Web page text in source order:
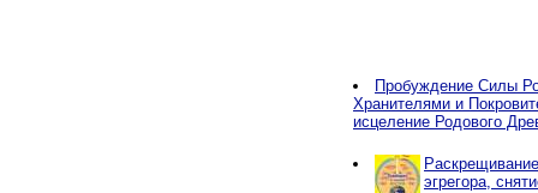
Пробуждение Силы
Хранителями и
исцеление Родового
эгрегора,